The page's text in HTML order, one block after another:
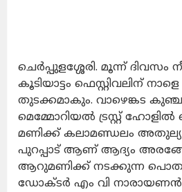
ചെർപ്പുളശ്ശേരി. മൂന്ന് ദിവസം
കൂടിയാട്ടം ഫെസ്റ്റിവലിന്
തുടക്കമാകും. വാഴെങ്കട
മെമ്മോറിയൽ ട്രസ്റ്റ് ഹോളിൽ
മണിക്ക് കലാമണ്ഡലം
പുറപ്പാട് ആണ് ആദ്യം
ആറുമണിക്ക് നടക്കുന്ന പൊതു
ഡോക്ടർ എം വി നാരായണൻ